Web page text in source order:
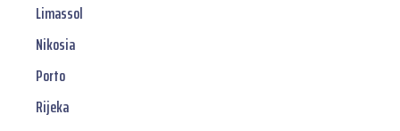
Limassol
Nikosia
Porto
Rijeka